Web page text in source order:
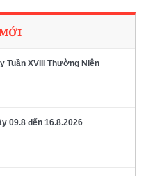
Tuần XVIII Thường Niên
09.8 đến 16.8.2026